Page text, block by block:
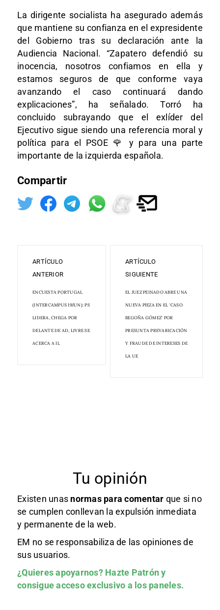
La dirigente socialista ha asegurado además
que mantiene su confianza en el expresidente
del Gobierno tras su declaración ante la
Audiencia Nacional. “Zapatero defendió su
inocencia, nosotros confiamos en ella y
estamos seguros de que conforme vaya
avanzando el caso continuará dando
explicaciones”, ha señalado. Torró ha
concluido subrayando que el exlíder del
Ejecutivo sigue siendo una referencia moral y
política para el PSOE 🌹 y para una parte
importante de la izquierda española.
Compartir
ARTÍCULO
ANTERIOR
ENCUESTA PORTUGAL
(INTERCAMPUS 19JUN): PS
LIDERA, CHEGA POR
DELANTE DE AD, LIVRE SE
ACERCA A IL
ARTÍCULO
SIGUIENTE
EL JUEZ PEINADO ABRE UNA
NUEVA PIEZA EN EL 'CASO
BEGOÑA GÓMEZ' POR
PRESUNTA PREVARICACIÓN
Y FRAUDE DE INTERESES DE
LA UE
Tu opinión
Existen unas normas para comentar que si no
se cumplen conllevan la expulsión inmediata
y permanente de la web.
EM no se responsabiliza de las opiniones de
sus usuarios.
¿Quieres apoyarnos? Hazte Patróny
consigue acceso exclusivo a los paneles.